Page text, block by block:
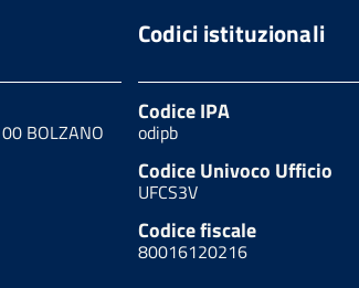
BOLZANO
Codici istituzionali
Codice IPA
odipb
Codice Univoco Ufficio
UFCS3V
Codice fiscale
80016120216